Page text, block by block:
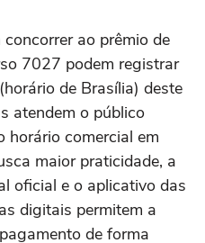
ao prêmio de
7027 podem registrar
de Brasília) deste
atendem o público
horário comercial em
maior praticidade, a
oficial e o aplicativo das
digitais permitem a
de forma